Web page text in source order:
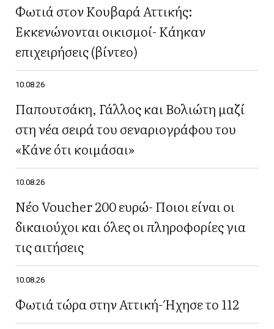
Φωτιά στον Κουβαρά Αττικής:
Εκκενώνονται οικισμοί- Κάηκαν
επιχειρήσεις (βίντεο)
10.08.26
Παπουτσάκη, Γάλλος και Βολιώτη μαζί
στη νέα σειρά του σεναριογράφου του
«Κάνε ότι κοιμάσαι»
10.08.26
Νέο Voucher 200 ευρώ- Ποιοι είναι οι
δικαιούχοι και όλες οι πληροφορίες για
τις αιτήσεις
10.08.26
Φωτιά τώρα στην Αττική- Ήχησε το 112